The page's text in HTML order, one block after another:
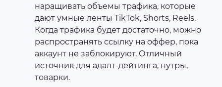
наращивать объемы трафика, которые
дают умные ленты TikTok, Shorts, Reels.
Когда трафика будет достаточно, можно
распространять ссылку на оффер, пока
аккаунт не заблокируют. Отличный
источник для адалт-дейтинга, нутры,
товарки.